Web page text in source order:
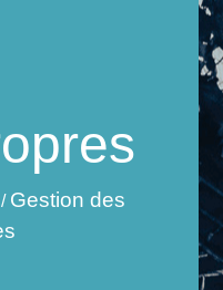
/ Gestion des